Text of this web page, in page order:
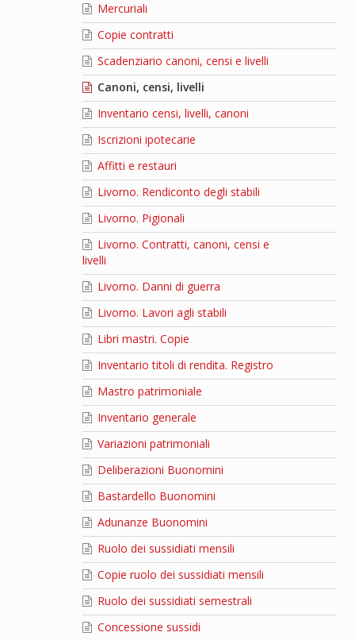
Mercuriali
Copie contratti
Scadenziario canoni, censi e livelli
Canoni, censi, livelli
Inventario censi, livelli, canoni
Iscrizioni ipotecarie
Affitti e restauri
Livorno. Rendiconto degli stabili
Livorno. Pigionali
Livorno. Contratti, canoni, censi e
livelli
Livorno. Danni di guerra
Livorno. Lavori agli stabili
Libri mastri. Copie
Inventario titoli di rendita. Registro
Mastro patrimoniale
Inventario generale
Variazioni patrimoniali
Deliberazioni Buonomini
Bastardello Buonomini
Adunanze Buonomini
Ruolo dei sussidiati mensili
Copie ruolo dei sussidiati mensili
Ruolo dei sussidiati semestrali
Concessione sussidi